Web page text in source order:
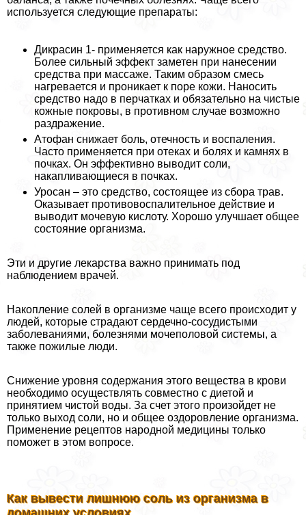
используется следующие препараты:
Дикрасин 1- применяется как наружное средство.
Более сильный эффект заметен при нанесении
средства при массаже. Таким образом смесь
нагревается и проникает к поре кожи. Наносить
средство надо в перчатках и обязательно на чистые
кожные покровы, в противном случае возможно
раздражение.
Атофан снижает боль, отечность и воспаления.
Часто применяется при отеках и болях и камнях в
почках. Он эффективно выводит соли,
накапливающиеся в почках.
Уросан – это средство, состоящее из сбора трав.
Оказывает противовоспалительное действие и
выводит мочевую кислоту. Хорошо улучшает общее
состояние организма.
Эти и другие лекарства важно принимать под
наблюдением врачей.
Накопление солей в организме чаще всего происходит у
людей, которые страдают сердечно-сосудистыми
заболеваниями, болезнями мочепoлoвoй системы, а
также пожилые люди.
Снижение уровня содержания этого вещества в крови
необходимо осуществлять совместно с диетой и
принятием чистой воды. За счет этого произойдет не
только выход соли, но и общее оздоровление организма.
Применение рецептов народной медицины только
поможет в этом вопросе.
Как вывести лишнюю соль из организма в